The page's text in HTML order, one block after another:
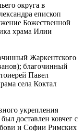
округа в
епископ
Божественной
храма Илии
Жаркентского
благочинный
Павел
села Коктал
укрепления
доставлен ковчег с
и Софии Римских